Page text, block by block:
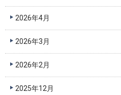
2026年4月
2026年3月
2026年2月
2025年12月